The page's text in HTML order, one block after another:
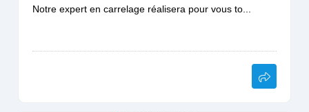
Notre expert en carrelage réalisera pour vous to...